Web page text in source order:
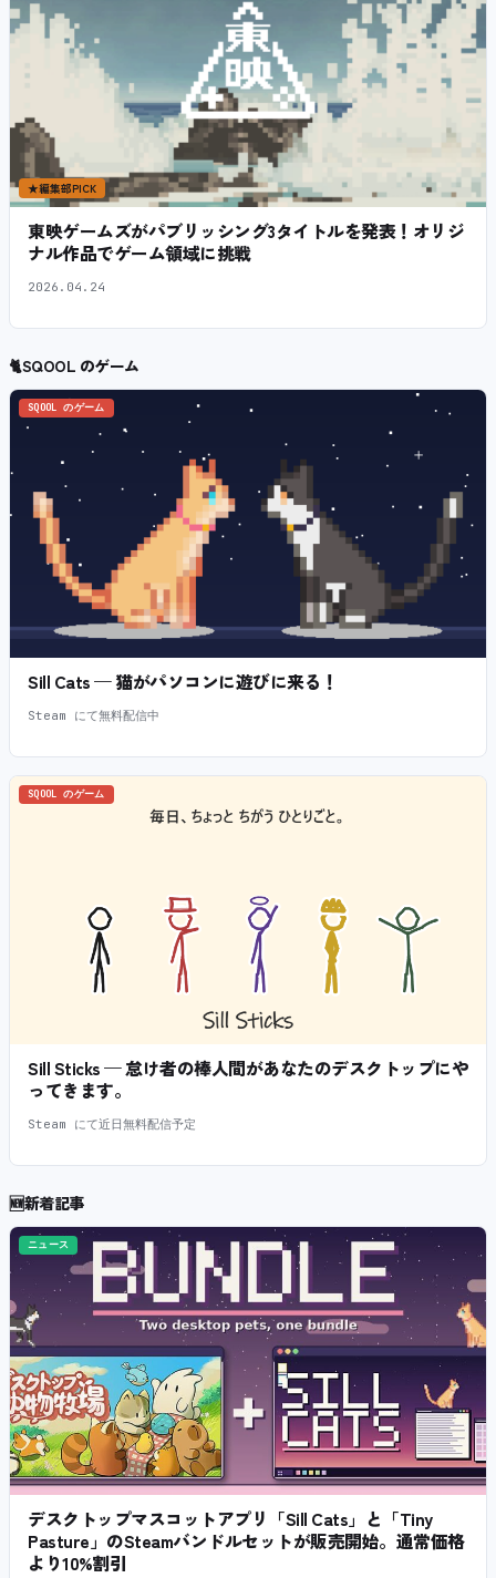
★編集部PICK
東映ゲームズがパブリッシング3タイトルを発表！オリジ
ナル作品でゲーム領域に挑戦
2026.04.24
🐈SQOOL のゲーム
SQOOL のゲーム
Sill Cats — 猫がパソコンに遊びに来る！
Steam にて無料配信中
SQOOL のゲーム
Sill Sticks — 怠け者の棒人間があなたのデスクトップにや
ってきます。
Steam にて近日無料配信予定
🆕新着記事
ニュース
デスクトップマスコットアプリ「Sill Cats」と「Tiny
Pasture」のSteamバンドルセットが販売開始。通常価格
より10%割引